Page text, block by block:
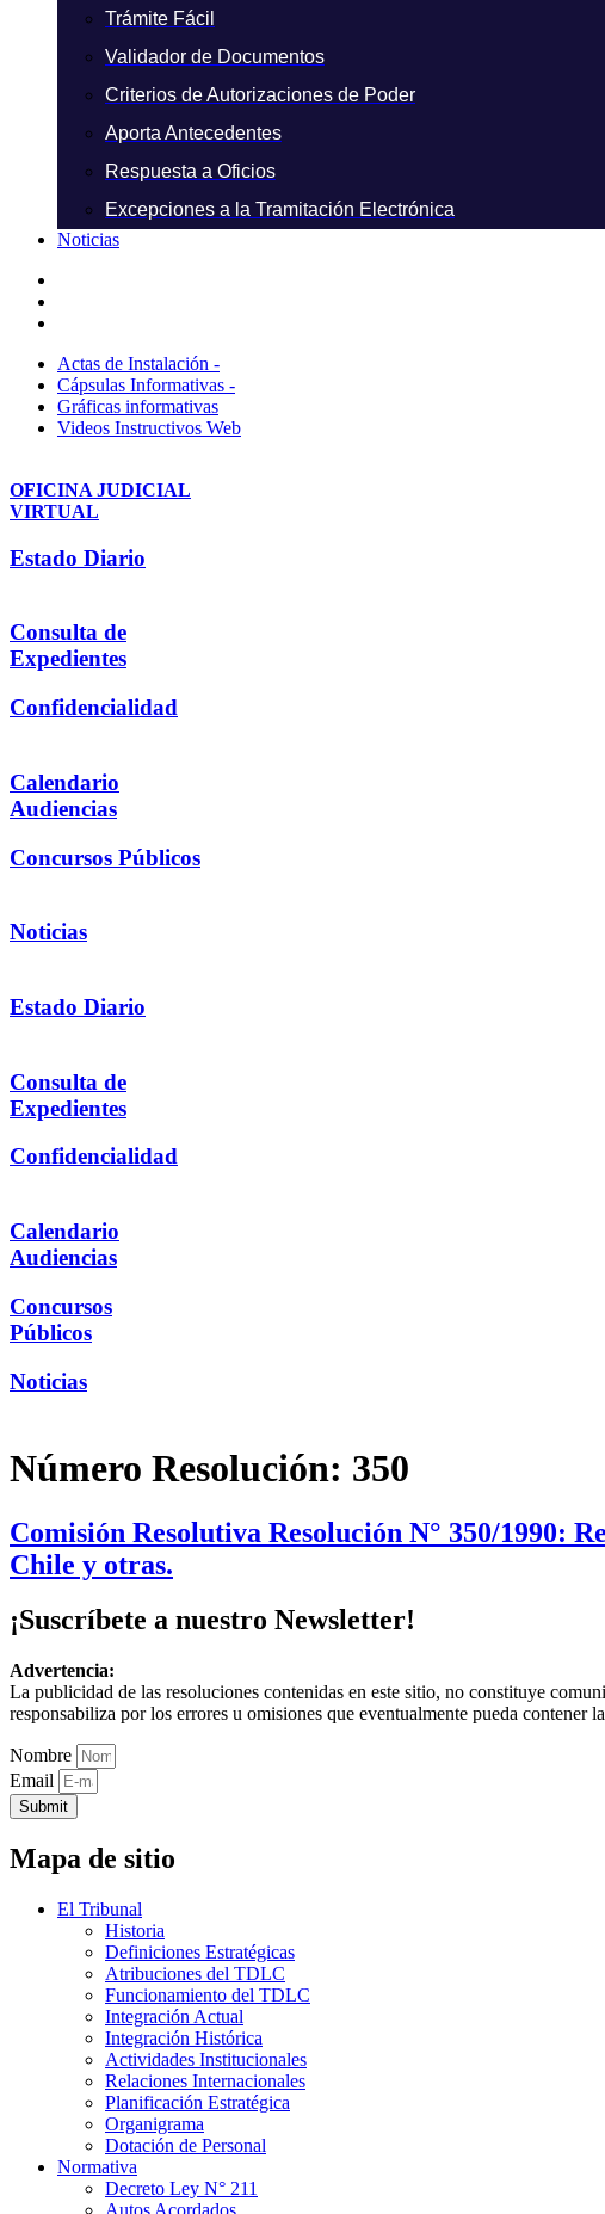
Trámite Fácil
Validador de Documentos
Criterios de Autorizaciones de Poder
Aporta Antecedentes
Respuesta a Oficios
Excepciones a la Tramitación Electrónica
Noticias
Actas de Instalación -
Cápsulas Informativas -
Gráficas informativas
Videos Instructivos Web
OFICINA JUDICIAL
VIRTUAL
Estado Diario
Consulta de
Expedientes
Confidencialidad
Calendario
Audiencias
Concursos Públicos
Noticias
Estado Diario
Consulta de
Expedientes
Confidencialidad
Calendario
Audiencias
Concursos
Públicos
Noticias
Número Resolución: 350
Comisión Resolutiva Resolución N° 350/1990:
Chile y otras.
¡Suscríbete a nuestro Newsletter!
Advertencia:
La publicidad de las resoluciones contenidas en este sitio, no constituye
responsabiliza por los errores u omisiones que eventualmente pueda contener
Nombre
Email
Submit
Mapa de sitio
El Tribunal
Historia
Definiciones Estratégicas
Atribuciones del TDLC
Funcionamiento del TDLC
Integración Actual
Integración Histórica
Actividades Institucionales
Relaciones Internacionales
Planificación Estratégica
Organigrama
Dotación de Personal
Normativa
Decreto Ley N° 211